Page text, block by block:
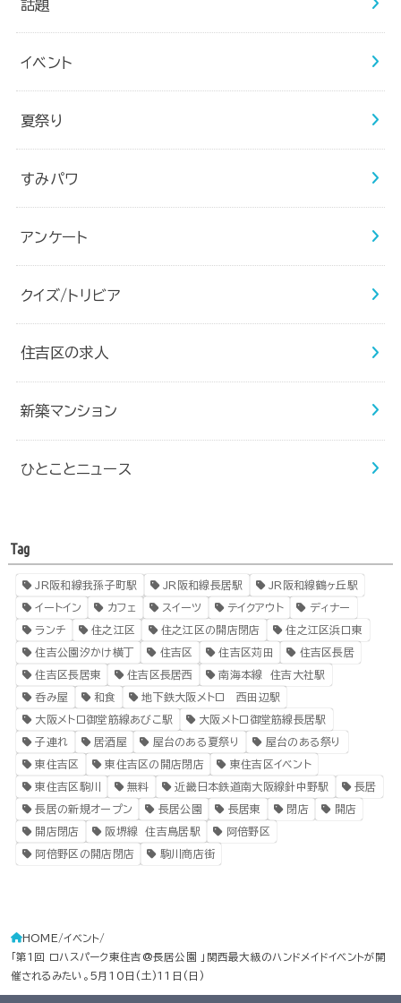
話題
イベント
夏祭り
すみパワ
アンケート
クイズ/トリビア
住吉区の求人
新築マンション
ひとことニュース
Tag
JR阪和線我孫子町駅 JR阪和線長居駅 JR阪和線鶴ヶ丘駅
イートイン カフェ スイーツ テイクアウト ディナー
ランチ 住之江区 住之江区の開店閉店 住之江区浜口東
住吉公園汐かけ横丁 住吉区 住吉区苅田 住吉区長居
住吉区長居東 住吉区長居西 南海本線 住吉大社駅
呑み屋 和食 地下鉄大阪メトロ 西田辺駅
大阪メトロ御堂筋線あびこ駅 大阪メトロ御堂筋線長居駅
子連れ 居酒屋 屋台のある夏祭り 屋台のある祭り
東住吉区 東住吉区の開店閉店 東住吉区イベント
東住吉区駒川 無料 近畿日本鉄道南大阪線針中野駅 長居
長居の新規オープン 長居公園 長居東 閉店 開店
開店閉店 阪堺線 住吉鳥居駅 阿倍野区
阿倍野区の開店閉店 駒川商店街
HOME
イベント
「第1回 ロハスパーク東住吉@長居公園 」関西最大級のハンドメイドイベントが開
催されるみたい。5月10日(土)11日(日)